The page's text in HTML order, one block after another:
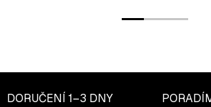
DORUČENÍ 1–3 DNY